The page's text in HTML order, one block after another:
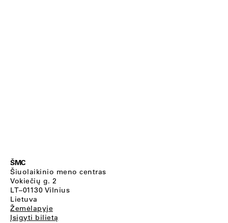
ŠMC
Šiuolaikinio meno centras
Vokiečių g. 2
LT–01130 Vilnius
Lietuva
Žemėlapyje
Įsigyti bilietą